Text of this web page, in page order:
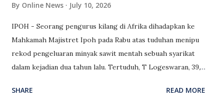
By Online News July 10, 2026
IPOH - Seorang pengurus kilang di Afrika dihadapkan ke
Mahkamah Majistret Ipoh pada Rabu atas tuduhan menipu
rekod pengeluaran minyak sawit mentah sebuah syarikat
dalam kejadian dua tahun lalu. Tertuduh, T Logeswaran, 39,
sebenar minyak sawit mentah di Kilang Sawit Berau dengan
SHARE READ MORE